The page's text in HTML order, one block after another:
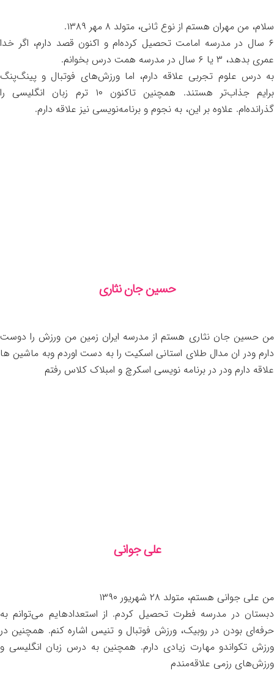
سلام، من مهران هستم از نوع ثانی، متولد ۸ مهر ۱۳۸۹.
۶ سال در مدرسه امامت تحصیل کرده‌ام و اکنون قصد دارم، اگر خدا
عمری بدهد، ۳ یا ۶ سال در مدرسه همت درس بخوانم.
به درس علوم تجربی علاقه دارم، اما ورزش‌های فوتبال و پینگ‌پنگ
برایم جذاب‌تر هستند. همچنین تاکنون ۱۰ ترم زبان انگلیسی را
گذرانده‌ام. علاوه بر این، به نجوم و برنامه‌نویسی نیز علاقه دارم.
حسین جان نثاری
من حسین جان نثاری هستم از مدرسه ایران زمین من ورزش را دوست
دارم ودر ان مدال طلای استانی اسکیت را به دست اوردم وبه ماشین ها
علاقه دارم ودر در برنامه نویسی اسکرچ و امبلاک کلاس رفتم
علی جوانی
من علی جوانی هستم، متولد ۲۸ شهریور ۱۳۹۰
دبستان در مدرسه فطرت تحصیل کردم. از استعدادهایم می‌توانم به
حرفه‌ای بودن در روبیک، ورزش فوتبال و تنیس اشاره کنم. همچنین در
ورزش تکواندو مهارت زیادی دارم. همچنین به درس زبان انگلیسی و
ورزش‌های رزمی علاقه‌مندم